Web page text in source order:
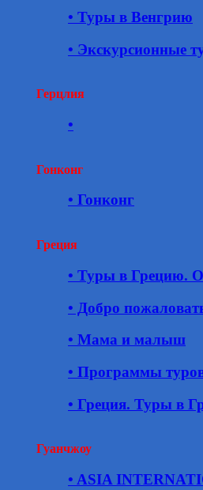
• Туры в Венгрию
• Экскурсионные
Герцлия
•
Гонконг
• Гонконг
Греция
• Туры в Грецию.
• Добро
• Мама и малыш
• Программы
• Греция. Туры в
Гуанчжоу
• ASIA